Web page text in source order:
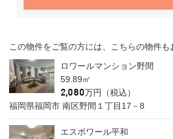
この物件をご覧の方には、こちらの物件も
ロワールマンション野間
59.89㎡
万円（税込）
福岡県福岡市 南区野間１丁目17－8
エスポワール平和